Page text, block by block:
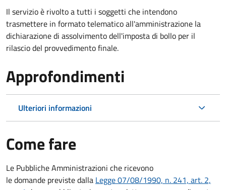
Il servizio è rivolto a tutti i soggetti che intendono
trasmettere in formato telematico all'amministrazione la
dichiarazione di assolvimento dell'imposta di bollo per il
rilascio del provvedimento finale.
Approfondimenti
Ulteriori informazioni
Come fare
Le Pubbliche Amministrazioni che ricevono
le domande previste dalla Legge 07/08/1990, n. 241, art. 2,